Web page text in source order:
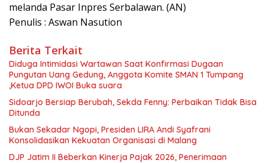
melanda Pasar Inpres Serbalawan. (AN)
Penulis : Aswan Nasution
Berita Terkait
Diduga Intimidasi Wartawan Saat Konfirmasi Dugaan
Pungutan Uang Gedung, Anggota Komite SMAN 1 Tumpang
,Ketua DPD IWOI Buka suara
Sidoarjo Bersiap Berubah, Sekda Fenny: Perbaikan Tidak Bisa
Ditunda
Bukan Sekadar Ngopi, Presiden LIRA Andi Syafrani
Konsolidasikan Kekuatan Organisasi di Malang
DJP Jatim II Beberkan Kinerja Pajak 2026, Penerimaan